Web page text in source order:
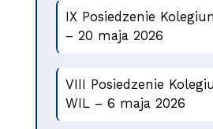
IX Posiedzenie
– 20 maja 2026
VIII Posiedzenie
WIL – 6 maja 2026